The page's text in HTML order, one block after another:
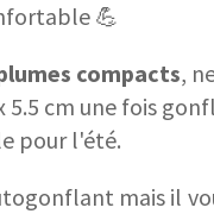
💪
compacts,
5.5 cm une fois
pour l'été.
mais il